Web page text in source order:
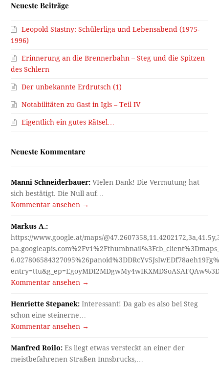
Neueste Beiträge
Leopold Stastny: Schülerliga und Lebensabend (1975-
1996)
Erinnerung an die Brennerbahn – Steg und die Spitzen
des Schlern
Der unbekannte Erdrutsch (1)
Notabilitäten zu Gast in Igls – Teil IV
Eigentlich ein gutes Rätsel…
Neueste Kommentare
Manni Schneiderbauer: VIelen Dank! Die Vermutung hat
sich bestätigt. Die Null auf…
Kommentar ansehen →
Markus A.:
https://www.google.at/maps/
Kommentar ansehen →
Henriette Stepanek: Interessant! Da gab es also bei Steg
schon eine steinerne…
Kommentar ansehen →
Manfred Roilo: Es liegt etwas versteckt an einer der
meistbefahrenen Straßen Innsbrucks,…